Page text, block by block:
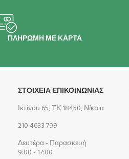
ΠΛΗΡΩΜΗ ΜΕ ΚΑΡΤΑ
ΣΤΟΙΧΕΙΑ ΕΠΙΚΟΙΝΩΝΙΑΣ
Ικτίνου 65, ΤΚ 18450, Νίκαια
210 4633 799
Δευτέρα - Παρασκευή
9:00 - 17:00